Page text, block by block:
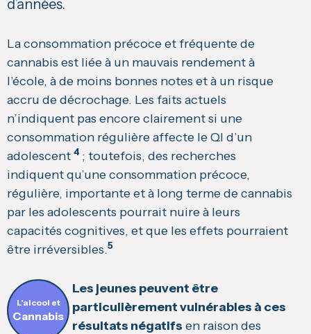
d’années.
La consommation précoce et fréquente de
cannabis est liée à un mauvais rendement à
l’école, à de moins bonnes notes et à un risque
accru de décrochage. Les faits actuels
n’indiquent pas encore clairement si une
consommation régulière affecte le QI d’un
adolescent 4 ; toutefois, des recherches
indiquent qu’une consommation précoce,
régulière, importante et à long terme de cannabis
par les adolescents pourrait nuire à leurs
capacités cognitives, et que les effets pourraient
être irréversibles.5
L’alcool et
Cannabis
Les jeunes peuvent être
particulièrement vulnérables à ces
résultats négatifs en raison des